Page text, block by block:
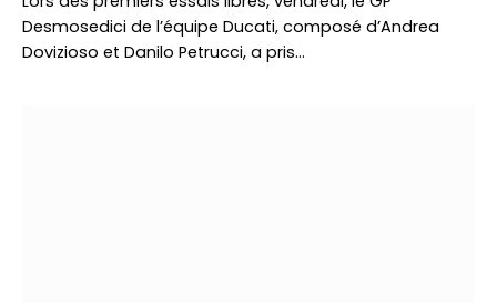
Desmosedici de l’équipe Ducati, composé d’Andrea
Dovizioso et Danilo Petrucci, a pris…